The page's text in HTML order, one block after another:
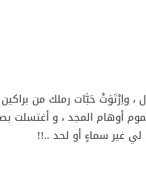
واِرْتَوَتْ حَبَّات رملك من
أوهام المجد ، و أغتسلت
غير سماءٍ أو لحد ..!!